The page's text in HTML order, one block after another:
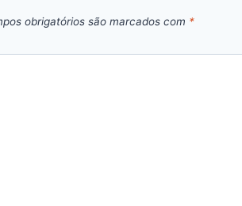
obrigatórios são marcados com *